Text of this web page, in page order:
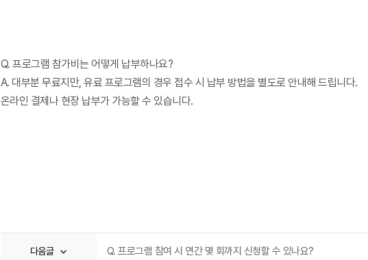
Q. 프로그램 참가비는 어떻게 납부하나요?
A. 대부분 무료지만, 유료 프로그램의 경우 접수 시 납부 방법을 별도로 안내해 드립니다.
온라인 결제나 현장 납부가 가능할 수 있습니다.
다음글 Q. 프로그램 참여 시 연간 몇 회까지 신청할 수 있나요?